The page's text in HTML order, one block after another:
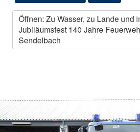
Öffnen: Zu Wasser, zu Lande und
Jubiläumsfest 140 Jahre
Sendelbach